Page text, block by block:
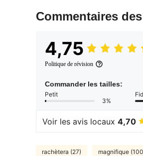
Commentaires
4,75
Politique de révision
Commander les tailles:
Petit
3%
Voir les avis locaux 4,70
rachètera (27) magnifique